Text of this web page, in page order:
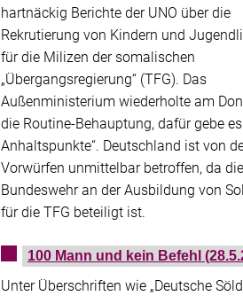
hartnäckig Berichte der UNO über die
Rekrutierung von Kindern und
für die Milizen der somalischen
„Übergangsregierung“ (TFG). Das
Außenministerium wiederholte am
die Routine-Behauptung, dafür gebe es
Anhaltspunkte“. Deutschland ist von
Vorwürfen unmittelbar betroffen, da die
Bundeswehr an der Ausbildung von
für die TFG beteiligt ist.
100 Mann und kein Befehl
Unter Überschriften wie „Deutsche